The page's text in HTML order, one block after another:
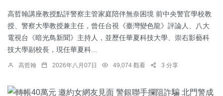
高哲翰講座教授點評警察主管家庭陪伴無奈困境 前中央警官學校教
授、警察大學教授兼主任，曾任台視《臺灣變色龍》評論人、八大
電視台《暗光鳥新聞》主持人，並歷任華夏科技大學、崇右影藝科
技大學副校長，現任華夏科...
高哲翰 2026年八月07日 49,074 觀看 3 分享